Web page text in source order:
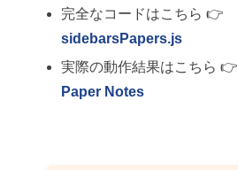
完全なコードはこちら 👉
sidebarsPapers.js
実際の動作結果はこちら 👉
Paper Notes